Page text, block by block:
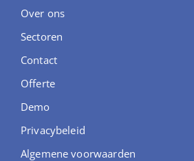
Over ons
Sectoren
Contact
Offerte
Demo
Privacybeleid
Algemene voorwaarden